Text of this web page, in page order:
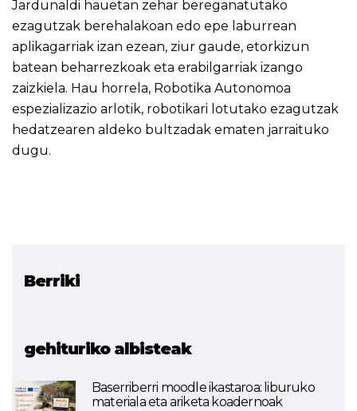
Jardunaldi hauetan zehar bereganatutako
ezagutzak berehalakoan edo epe laburrean
aplikagarriak izan ezean, ziur gaude, etorkizun
batean beharrezkoak eta erabilgarriak izango
zaizkiela. Hau horrela, Robotika Autonomoa
espezializazio arlotik, robotikari lotutako ezagutzak
hedatzearen aldeko bultzadak ematen jarraituko
dugu.
Berriki
gehituriko albisteak
Baserriberri moodle ikastaroa: liburuko
materiala eta ariketa koadernoak